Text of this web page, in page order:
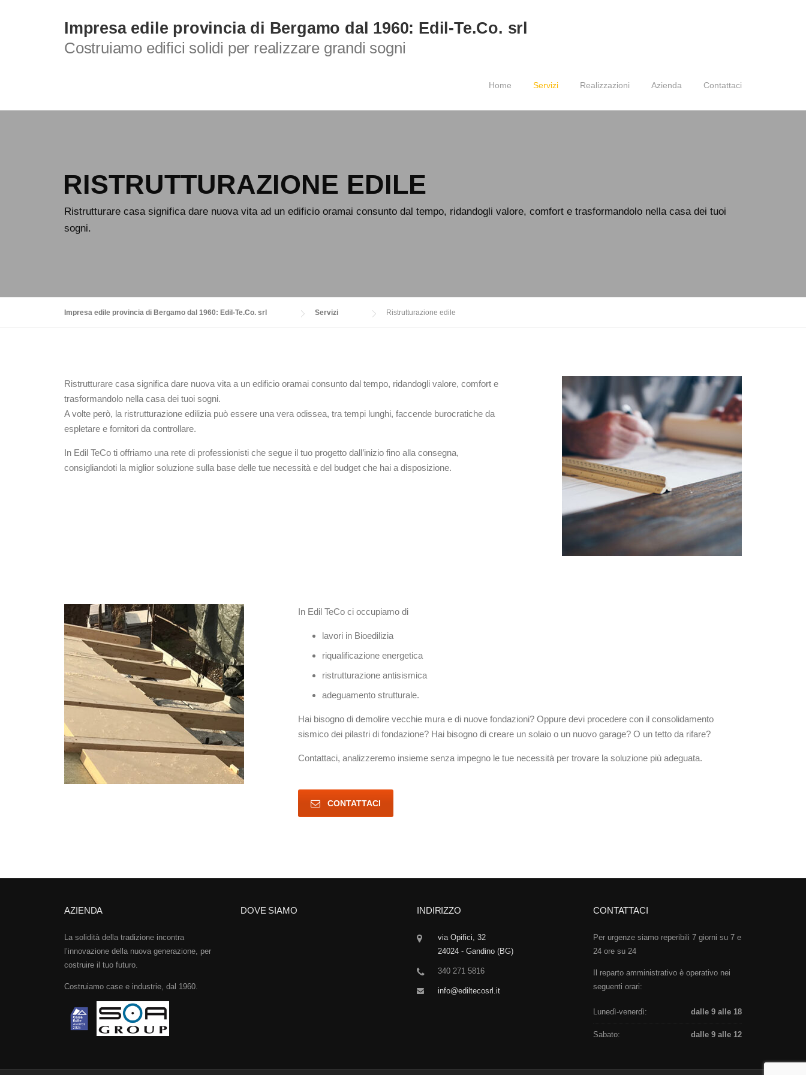
Impresa edile provincia di Bergamo dal 1960: Edil-Te.Co. srl
Costruiamo edifici solidi per realizzare grandi sogni
Home Servizi Realizzazioni Azienda Contattaci
RISTRUTTURAZIONE EDILE
Ristrutturare casa significa dare nuova vita ad un edificio oramai consunto dal tempo, ridandogli valore, comfort e trasformandolo nella casa dei tuoi
sogni.
Impresa edile provincia di Bergamo dal 1960: Edil-Te.Co. srl Servizi Ristrutturazione edile
Ristrutturare casa significa dare nuova vita a un edificio oramai consunto dal tempo, ridandogli valore, comfort e
trasformandolo nella casa dei tuoi sogni.
A volte però, la ristrutturazione edilizia può essere una vera odissea, tra tempi lunghi, faccende burocratiche da
espletare e fornitori da controllare.
In Edil TeCo ti offriamo una rete di professionisti che segue il tuo progetto dall’inizio fino alla consegna,
consigliandoti la miglior soluzione sulla base delle tue necessità e del budget che hai a disposizione.
In Edil TeCo ci occupiamo di
lavori in Bioedilizia
riqualificazione energetica
ristrutturazione antisismica
adeguamento strutturale.
Hai bisogno di demolire vecchie mura e di nuove fondazioni? Oppure devi procedere con il consolidamento
sismico dei pilastri di fondazione? Hai bisogno di creare un solaio o un nuovo garage? O un tetto da rifare?
Contattaci, analizzeremo insieme senza impegno le tue necessità per trovare la soluzione più adeguata.
CONTATTACI
AZIENDA
La solidità della tradizione incontra
l’innovazione della nuova generazione, per
costruire il tuo futuro.
Costruiamo case e industrie, dal 1960.
DOVE SIAMO INDIRIZZO
via Opifici, 32
24024 - Gandino (BG)
340 271 5816
info@ediltecosrl.it
CONTATTACI
Per urgenze siamo reperibili 7 giorni su 7 e
24 ore su 24
Il reparto amministrativo è operativo nei
seguenti orari:
Lunedì-venerdì: dalle 9 alle 18
Sabato: dalle 9 alle 12